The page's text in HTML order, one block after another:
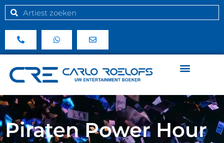
Piraten Power Hour